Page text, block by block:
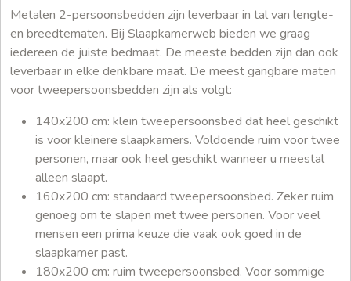
Metalen 2-persoonsbedden zijn leverbaar in tal van lengte-
en breedtematen. Bij Slaapkamerweb bieden we graag
iedereen de juiste bedmaat. De meeste bedden zijn dan ook
leverbaar in elke denkbare maat. De meest gangbare maten
voor tweepersoonsbedden zijn als volgt:
140x200 cm: klein tweepersoonsbed dat heel geschikt
is voor kleinere slaapkamers. Voldoende ruim voor twee
personen, maar ook heel geschikt wanneer u meestal
alleen slaapt.
160x200 cm: standaard tweepersoonsbed. Zeker ruim
genoeg om te slapen met twee personen. Voor veel
mensen een prima keuze die vaak ook goed in de
slaapkamer past.
180x200 cm: ruim tweepersoonsbed. Voor sommige